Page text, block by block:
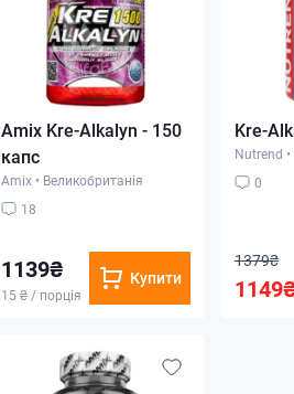
Amix Kre-Alkalyn - 150
капс
Amix • Великобританія
18
1139₴
15 ₴ / порція
Купити
Kre-
Nutrend •
0
1379₴